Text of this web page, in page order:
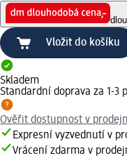
Vložit do košíku
Skladem
Standardní doprava za 1-3
Ověřit dostupnost v
Expresní vyzvednutí v
Vrácení zdarma v